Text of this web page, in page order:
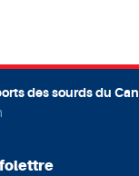
des sourds du